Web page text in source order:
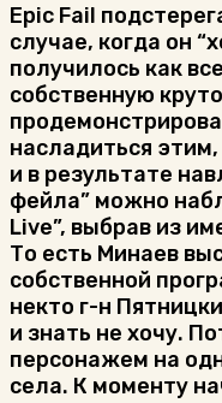
Epic Fail
случае, когда он
получилось как
собственную
насладиться
и в результате
фейла” можно
Live”, выбрав из
То есть Минаев
собственной
некто г-н
и знать не хочу.
персонажем на
села. К моменту